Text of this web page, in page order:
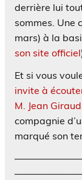
derrière lui
sommes. Une
mars) à la
son site officiel
Et si vous
invite à
M. Jean Giraud
compagnie
marqué son